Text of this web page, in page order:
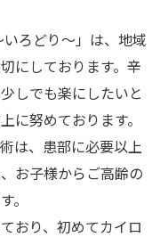
ろどり〜」は、地域
にしております。辛
しでも楽にしたいと
に努めております。
は、患部に必要以上
お子様からご高齢の
。
おり、初めてカイロ